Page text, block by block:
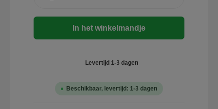
In het winkelmandje
Levertijd 1-3 dagen
Beschikbaar, levertijd: 1-3 dagen